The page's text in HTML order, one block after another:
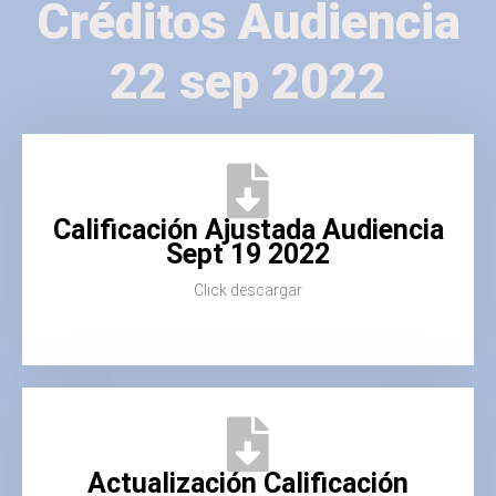
Créditos Audiencia
22 sep 2022
Calificación Ajustada Audiencia
Sept 19 2022
Click descargar
Actualización Calificación